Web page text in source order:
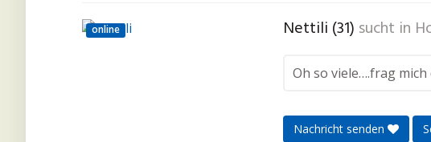
online Nettili (31) sucht in
Oh so viele….frag
Nachricht senden